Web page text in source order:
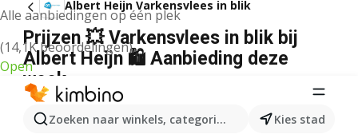
Alle aanbiedingen op één plek
(14,1K beoordelingen)
Open
Zoeken naar winkels, categorieën, producten...
Kies stad
Albert Heijn Varkensvlees in blik
Prijzen 💥 Varkensvlees in blik bij
Albert Heijn 🛍️ Aanbieding deze
week
Wij konden geen resultaten vinden voor die term.
Andere producten in winkels Albert